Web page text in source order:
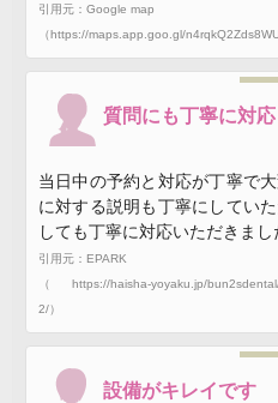
引用元：Google map
（https://maps.app.goo.gl/
質問にも丁寧に対
当日中の予約と対応が丁寧で
に対する説明も丁寧にしてい
しても丁寧に対応いただきまし
引用元：EPARK
（https://haisha-yoyaku.jp/
2/）
設備がキレイです